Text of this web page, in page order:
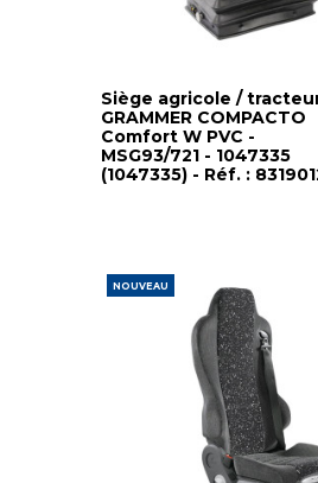
Siège agricole /
GRAMMER COMPACTO
Comfort W PVC -
MSG93/721 - 1047335
(1047335) - Réf. :
NOUVEAU